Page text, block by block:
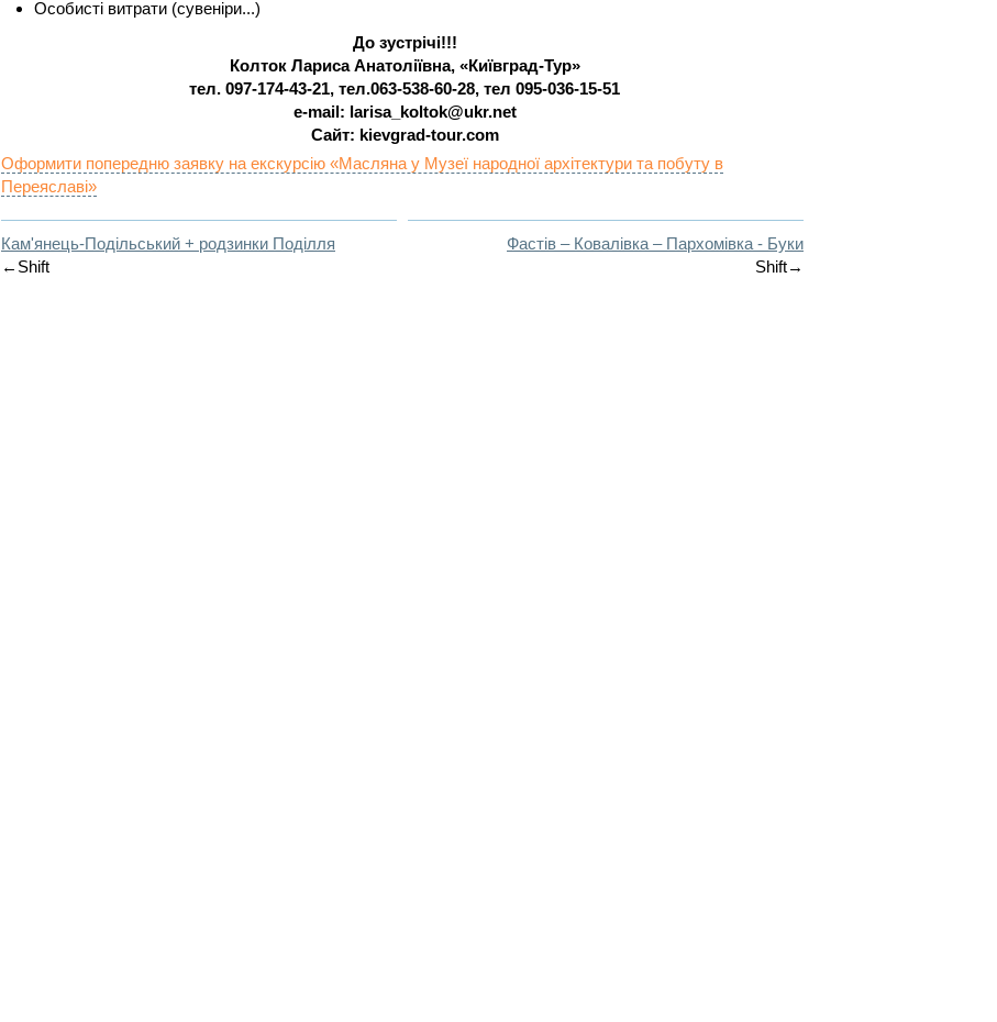
Особисті витрати (сувеніри...)
До зустрічі!!!
Колток Лариса Анатоліївна, «Київград-Тур»
тел. 097-174-43-21, тел.063-538-60-28, тел 095-036-15-51
e-mail: larisa_koltok@ukr.net
Сайт: kievgrad-tour.com
Оформити попередню заявку на екскурсію «Масляна у Музеї народної архітектури та побуту в
Переяславі»
Кам'янець-Подільський + родзинки Поділля
←Shift
Фастів – Ковалівка – Пархомівка - Буки
Shift→